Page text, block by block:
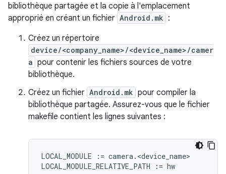
bibliothèque partagée et la copie à l'emplacement
approprié en créant un fichier Android.mk :
Créez un répertoire
device/<company_name>/<device_name>/camer
a pour contenir les fichiers sources de votre
bibliothèque.
Créez un fichier Android.mk pour compiler la
bibliothèque partagée. Assurez-vous que le fichier
makefile contient les lignes suivantes :
LOCAL_MODULE := camera.<device_name>